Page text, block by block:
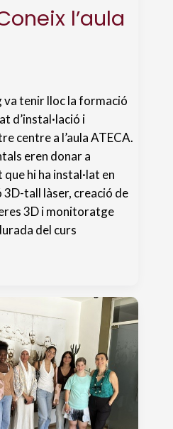
l’aula
va tenir lloc la formació
d’instal·lació i
centre a l’aula ATECA.
eren donar a
hi ha instal·lat en
tall làser, creació de
3D i monitoratge
del curs